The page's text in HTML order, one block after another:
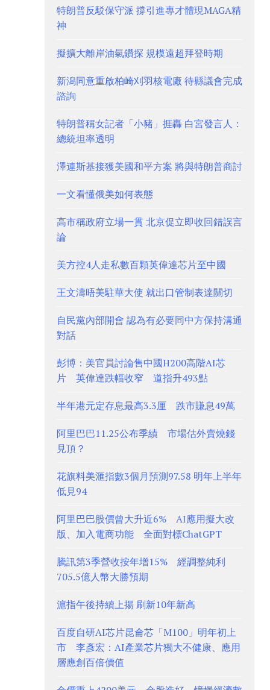
特朗普反駁保守派 撐引進專才體現MAGA精
神
擬擴大離岸油氣鑽探 規模遠超拜登時期
新潟同意重啟柏崎刈羽核電廠 待縣議會完成
諮詢
特朗普稱女記者「小豬」捱轟 白宮發言人：
總統坦率透明
澤連斯基接獲美國和平方案 將與特朗普商討
一文看懂俄美如何表態
高市稱政府立場一貫 北京促立即收回錯誤言
論
美方控4人走私數百顆英偉達芯片至中國
王文濤晤美駐華大使 就出口管制表達關切
自民黨內部開會 認為有必要同中方保持溝通
對話
彭博：美官員討論售中國H200高階AI芯
片 英偉達跌幅收窄 道指升493點
半年港元定存息最高3.3厘 跌市賺息49萬
阿里巴巴11.25公布季績 市場估外賣燒錢
見頂？
花旗料美滙指數3個月預測97.58 明年上半年
低見94
阿里巴巴股價曾大升近6% AI應用擬大改
版、加入電商功能 全面對標ChatGPT
騰訊第3季營收按年增15% 經調整純利
705.5億人幣大勝預期
滬指午後持續上揚 刷新10年新高
百度自研AI芯片昆侖芯「M100」明年初上
市 李彥宏：AI產業芯片獨大不健康、應用
層應創百倍價值